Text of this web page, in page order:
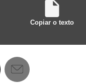
Copiar o texto